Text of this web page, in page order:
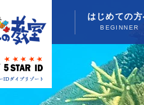
はじめての
BEGINNER